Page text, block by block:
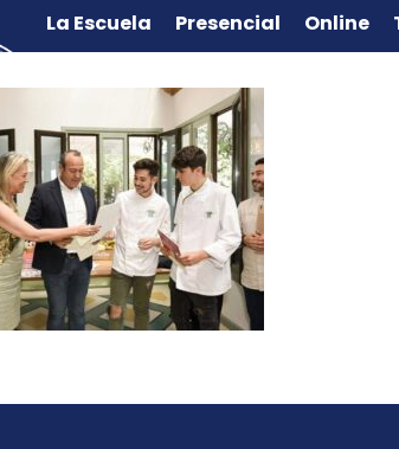
La Escuela Presencial Online